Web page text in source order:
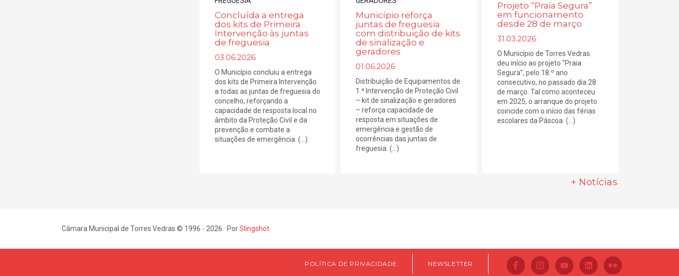
Concluída a entrega
dos kits de Primeira
Intervenção às juntas
de freguesia
03.06.2026
O Município concluiu a entrega
dos kits de Primeira Intervenção
a todas as juntas de freguesia do
concelho, reforçando a
capacidade de resposta local no
âmbito da Proteção Civil e da
prevenção e combate a
situações de emergência. (...)
Município reforça
juntas de freguesia
com distribuição de kits
de sinalização e
geradores
01.06.2026
Distribuição de Equipamentos de
1.ª Intervenção de Proteção Civil
– kit de sinalização e geradores
– reforça capacidade de
resposta em situações de
emergência e gestão de
ocorrências das juntas de
freguesia. (...)
Projeto “Praia Segura”
em funcionamento
desde 28 de março
31.03.2026
O Município de Torres Vedras
deu início ao projeto “Praia
Segura”, pelo 18.º ano
consecutivo, no passado dia 28
de março. Tal como aconteceu
em 2025, o arranque do projeto
coincide com o início das férias
escolares da Páscoa. (...)
+ Notícias
Câmara Municipal de Torres Vedras © 1996 - 2026 · PorSlingshot
POLÍTICA DE PRIVACIDADE NEWSLETTER